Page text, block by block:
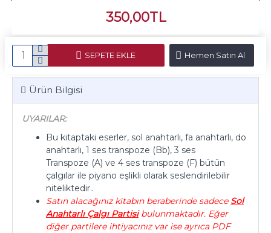
350,00TL
SEPETE EKLE Hemen Satın Al
Ürün Bilgisi
UYARILAR:
Bu kitaptaki eserler, sol anahtarlı, fa anahtarlı, do
anahtarlı, 1 ses transpoze (Bb), 3 ses
Transpoze (A) ve 4 ses transpoze (F) bütün
çalgılar ile piyano eşlikli olarak seslendirilebilir
niteliktedir..
Satın alacağınız kitabın beraberinde sadece Sol
Anahtarlı Çalgı Partisi bulunmaktadır. Eğer
diğer partilere ihtiyacınız var ise ayrıca PDF